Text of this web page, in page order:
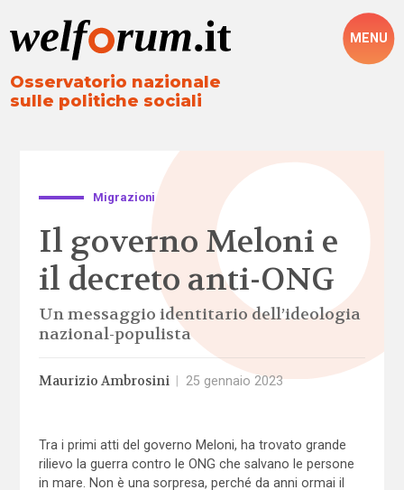
Osservatorio nazionale
sulle politiche sociali
MENU
Migrazioni
Il governo Meloni e
il decreto anti-ONG
Un messaggio identitario dell’ideologia
nazional-populista
Maurizio Ambrosini 25 gennaio 2023
Tra i primi atti del governo Meloni, ha trovato grande
rilievo la guerra contro le ONG che salvano le persone
in mare. Non è una sorpresa, perché da anni ormai il